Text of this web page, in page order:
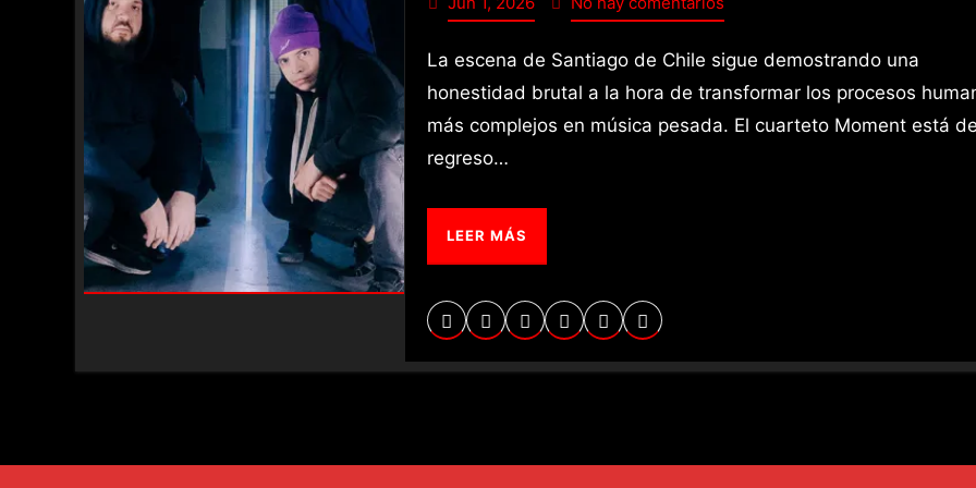
La escena de Santiago de Chile sigue demostrando una
honestidad brutal a la hora de transformar los procesos
más complejos en música pesada. El cuarteto Moment está de
regreso…
LEER MÁS